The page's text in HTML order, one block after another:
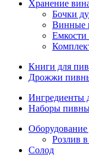
Хранение
Бочки
Винные
Емкости
Книги для
Дрожжи
Ингредиенты
Наборы
Розлив
Солод